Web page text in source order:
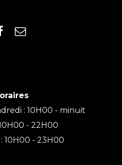
: 10H00 - minuit
- 22H00
10H00 - 23H00